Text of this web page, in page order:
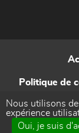
Politique de
Nous utilisons
expérience
Oui, je suis